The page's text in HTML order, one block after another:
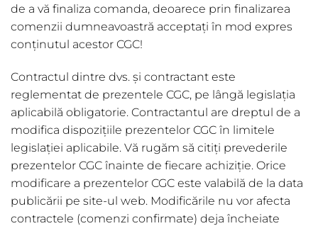
de a vă finaliza comanda, deoarece prin finalizarea
comenzii dumneavoastră acceptați în mod expres
conținutul acestor CGC!
Contractul dintre dvs. și contractant este
reglementat de prezentele CGC, pe lângă legislația
aplicabilă obligatorie. Contractantul are dreptul de a
modifica dispozițiile prezentelor CGC în limitele
legislației aplicabile. Vă rugăm să citiți prevederile
prezentelor CGC înainte de fiecare achiziție. Orice
modificare a prezentelor CGC este valabilă de la data
publicării pe site-ul web. Modificările nu vor afecta
contractele (comenzi confirmate) deja încheiate